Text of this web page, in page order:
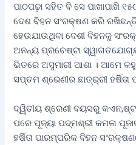
ପାଠପଢ଼ା ସହିତ ବି ସେ ପାଖାପାଖି
ଦେଶ ବିହନ ସଂରକ୍ଷଣ କରି
ହେଉଯାଉଥିବା ଦେଶୀ ବିହନକୁ
ଅନନ୍ୟ ପ୍ରଚେଷ୍ଟା
ଭିତରେ ଅସୁମାରୀ ଆଶା । ଆମେ
ସପ୍ତମ ଶ୍ରେଣୀର ଛାତ୍ର୍ରୀ ହର୍ଷିତା
ଦ୍ୱିତୀୟ ଶ୍ରେଣୀ ବୟସରୁ
ପରେ ପୂଜ୍ୟା ପଦ୍ମଶ୍ରୀ କମଳା
ହର୍ଷିତା ପାରମ୍ପରିକ ବିହନ